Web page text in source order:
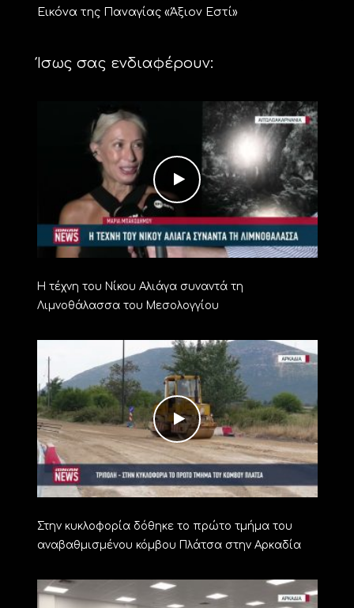
Εικόνα της Παναγίας «Άξιον Εστί»
Ίσως σας ενδιαφέρουν:
Η τέχνη του Νίκου Αλιάγα συναντά τη
Λιμνοθάλασσα του Μεσολογγίου
Στην κυκλοφορία δόθηκε το πρώτο τμήμα του
αναβαθμισμένου κόμβου Πλάτσα στην Αρκαδία